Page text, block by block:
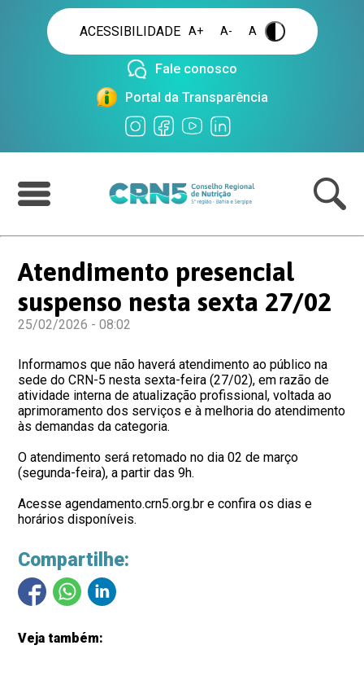
ACESSIBILIDADE A+ A- A .
Fale conosco
Portal da Transparência
Atendimento presencial
suspenso nesta sexta 27/02
25/02/2026 - 08:02
Informamos que não haverá atendimento ao público na
sede do CRN-5 nesta sexta-feira (27/02), em razão de
atividade interna de atualização profissional, voltada ao
aprimoramento dos serviços e à melhoria do atendimento
às demandas da categoria.
O atendimento será retomado no dia 02 de março
(segunda-feira), a partir das 9h.
Acesse agendamento.crn5.org.br e confira os dias e
horários disponíveis.
Compartilhe:
Veja também: